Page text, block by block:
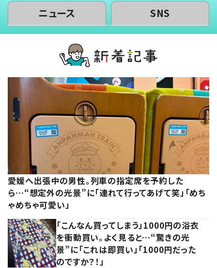
ニュース SNS
愛媛へ出張中の男性。列車の指定席を予約した
ら…“想定外の光景”に「連れて行ってあげて笑」「めち
ゃめちゃ可愛い」
「こんなん買ってしまう」1000円の浴衣
を衝動買い。よく見ると…“驚きの光
景”に「これは即買い」「1000円だった
のですか？！」